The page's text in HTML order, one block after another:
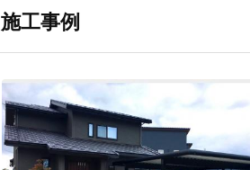
施工事例